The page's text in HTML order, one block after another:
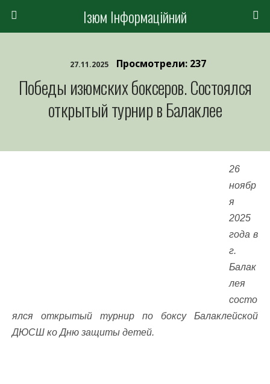
Ізюм Інформаційний
27.11.2025 Просмотрели: 237
Победы изюмских боксеров. Состоялся
открытый турнир в Балаклее
26
ноябр
я
2025
года в
г.
Балак
лея
состо
ялся открытый турнир по боксу Балаклейской
ДЮСШ ко Дню защиты детей.